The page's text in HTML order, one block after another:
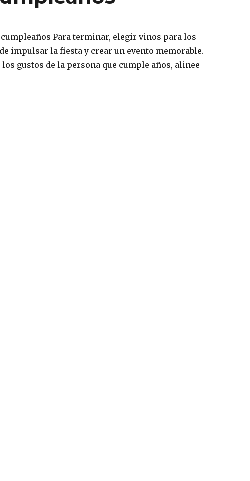
Para terminar, elegir vinos para los
impulsar la fiesta y crear un evento memorable.
gustos de la persona que cumple años, alinee